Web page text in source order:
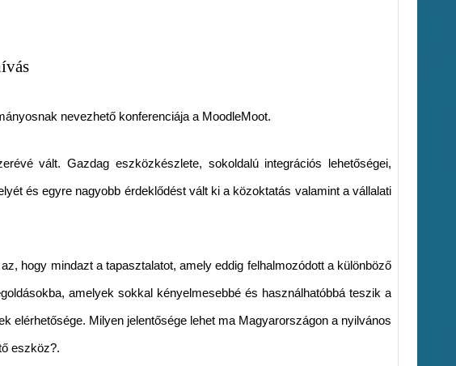
nevezhető konferenciája a MoodleMoot.
vált. Gazdag eszközkészlete, sokoldalú integrációs lehetőségei,
és egyre nagyobb érdeklődést vált ki a közoktatás valamint a vállalati
hogy mindazt a tapasztalatot, amely eddig felhalmozódott a különböző
amelyek sokkal kényelmesebbé és használhatóbbá teszik a
elérhetősége. Milyen jelentősége lehet ma Magyarországon a nyilvános
eszköz?.